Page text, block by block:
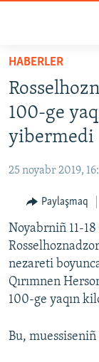
Esas
qaytmaq
Baş
navigatsiyağa
qaytmaq
Qıdıruvğa
qaytmaq
HABERLER
İQTİSADİYAT
MEDENİYET
İNSAN AQLARI
VİDEO
BLOGLAR
FİKİR
Русский
HABERLER
100-ge
yibermedi
25 noyabr 2019,
Paylaşmaq
Noyabrniñ 11-
nezareti
Qırımnen
100-ge yaqın
Bu,